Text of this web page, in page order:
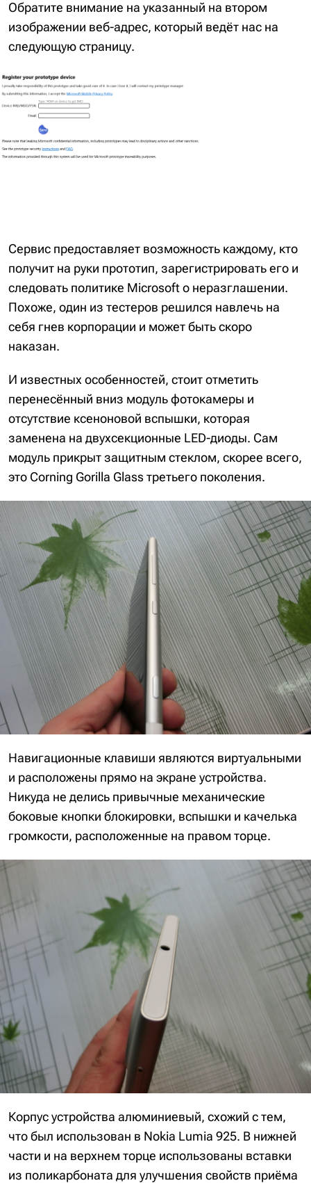
Обратите внимание на указанный на втором
изображении веб-адрес, который ведёт нас на
следующую страницу.
Сервис предоставляет возможность каждому, кто
получит на руки прототип, зарегистрировать его и
следовать политике Microsoft о неразглашении.
Похоже, один из тестеров решился навлечь на
себя гнев корпорации и может быть скоро
наказан.
И известных особенностей, стоит отметить
перенесённый вниз модуль фотокамеры и
отсутствие ксеноновой вспышки, которая
заменена на двухсекционные LED-диоды. Сам
модуль прикрыт защитным стеклом, скорее всего,
это Corning Gorilla Glass третьего поколения.
Навигационные клавиши являются виртуальными
и расположены прямо на экране устройства.
Никуда не делись привычные механические
боковые кнопки блокировки, вспышки и качелька
громкости, расположенные на правом торце.
Корпус устройства алюминиевый, схожий с тем,
что был использован в Nokia Lumia 925. В нижней
части и на верхнем торце использованы вставки
из поликарбоната для улучшения свойств приёма